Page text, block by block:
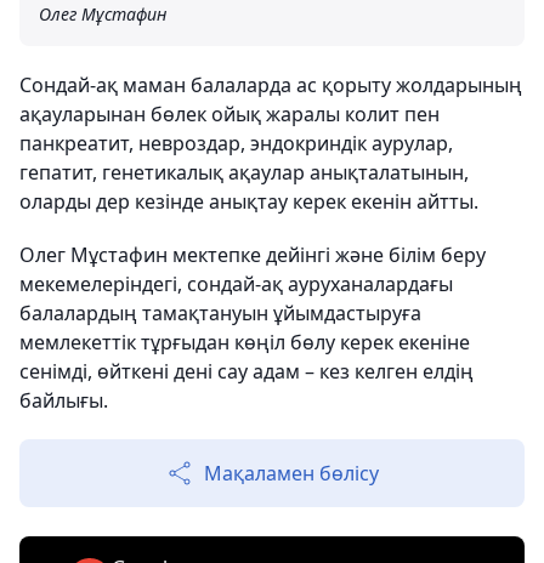
Олег Мұстафин
Сондай-ақ маман балаларда ас қорыту жолдарының
ақауларынан бөлек ойық жаралы колит пен
панкреатит, невроздар, эндокриндік аурулар,
гепатит, генетикалық ақаулар анықталатынын,
оларды дер кезінде анықтау керек екенін айтты.
Олег Мұстафин мектепке дейінгі және білім беру
мекемелеріндегі, сондай-ақ ауруханалардағы
балалардың тамақтануын ұйымдастыруға
мемлекеттік тұрғыдан көңіл бөлу керек екеніне
сенімді, өйткені дені сау адам – кез келген елдің
байлығы.
Мақаламен бөлісу